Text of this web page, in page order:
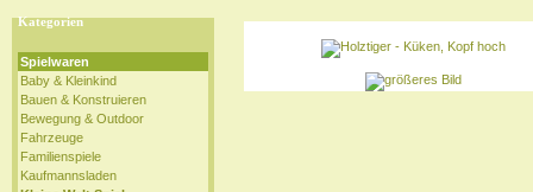
Kategorien
Spielwaren
Baby & Kleinkind
Bauen & Konstruieren
Bewegung & Outdoor
Fahrzeuge
Familienspiele
Kaufmannsladen